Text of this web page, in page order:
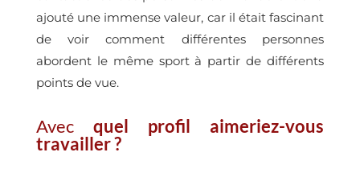
ajouté une immense valeur, car il était fascinant
de voir comment différentes personnes
abordent le même sport à partir de différents
points de vue.
Avecquel profil aimeriez-vous
travailler ?